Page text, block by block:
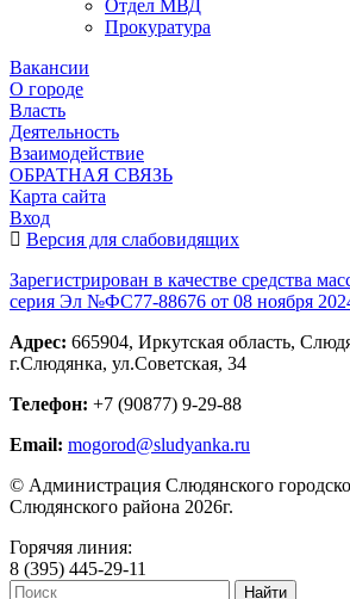
Отдел МВД
Прокуратура
Вакансии
О городе
Власть
Деятельность
Взаимодействие
ОБРАТНАЯ СВЯЗЬ
Карта сайта
Вход
Версия для слабовидящих
Зарегистрирован в качестве средства
серия Эл №ФС77-88676 от 08 ноября
Адрес: 665904, Иркутская область,
г.Слюдянка, ул.Советская, 34
Телефон: +7 (90877) 9-29-88
Email: mogorod@sludyanka.ru
© Администрация Слюдянского
Слюдянского района 2026г.
Горячяя линия:
8 (395) 445-29-11